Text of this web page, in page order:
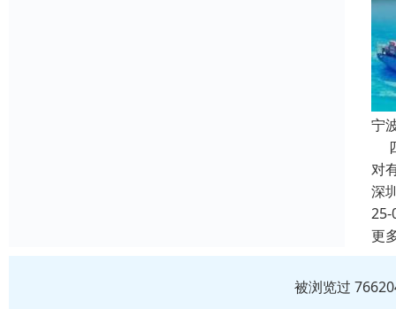
宁
对
深
25-
更
被浏览过